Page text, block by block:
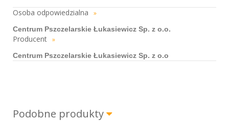
Osoba odpowiedzialna »
Centrum Pszczelarskie Łukasiewicz Sp. z o.o.
Producent »
Centrum Pszczelarskie Łukasiewicz Sp. z o.o
Podobne produkty